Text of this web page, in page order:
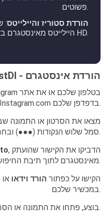
פשוטים.
הורדת סטוריז והיילייטס:
היילייטס מאינסטגרם באיכות HD.
כיצד להשתמש ב-FastDl - הורדת אינסטגרם
Instagram.com בדפדפן שלכם.
מצאו את הסרטון או התמונה
סמל שלוש הנקודות (●●●).
, הדביקו את הקישור שהועתק
מאינסטגרם לתוך תיבת.
הקישו על כפתור הורד וידאו או
במכשיר שלכם.
בוצע, פתחו את התמונה או הסרטון שהורדתם ותיהנו.